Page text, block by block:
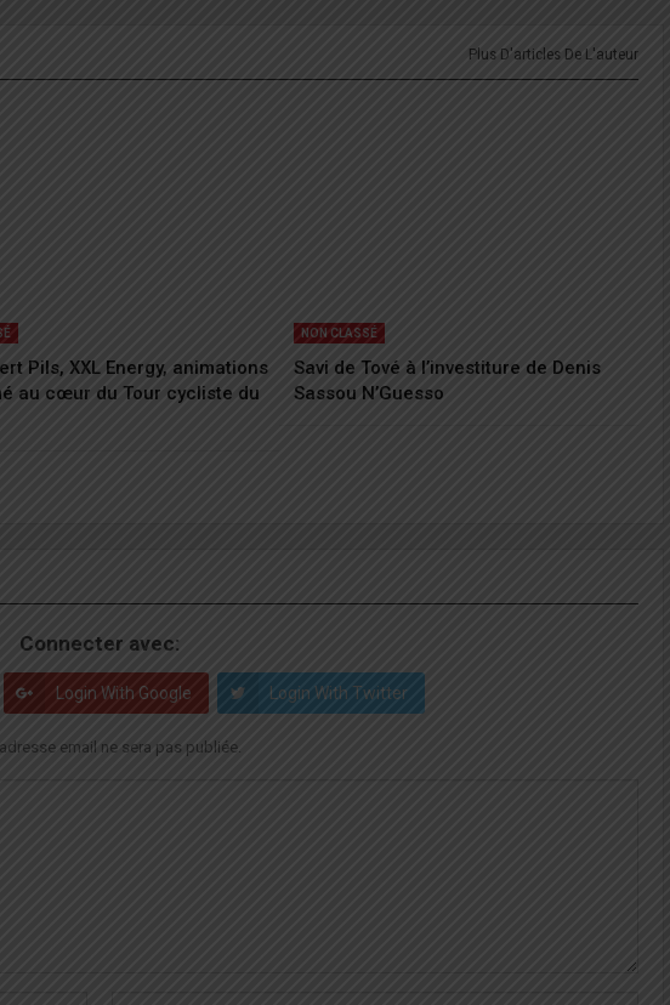
Plus D'articles De L'auteur
Pils, XXL Energy, animations
au cœur du Tour cycliste du
NON CLASSÉ
Savi de Tové à l’investiture de Denis
Sassou N’Guesso
Connecter avec:
Login With Google Login With Twitter
email ne sera pas publiée.